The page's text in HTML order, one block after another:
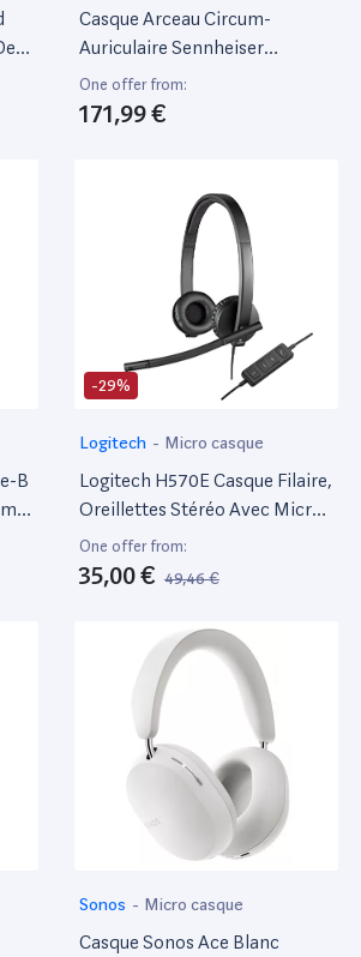
Casque Arceau Circum-
Auriculaire Sennheiser
Momentum 4 Wireless Avec
Réduction Du Bruit Noir
One offer from:
171,99 €
B
-29%
Logitech - Micro casque
Logitech H570E Casque Filaire,
Oreillettes Stéréo Avec Micro
Antiparasites, Usb,
Commandes Intégrées Avec
Bouton De Mise En Sourdine,
Témoin Lumineux,
PC/Mac/Portable - Noir
One offer from:
35,00 € 49,46 €
Sonos - Micro casque
Casque Sonos Ace Blanc